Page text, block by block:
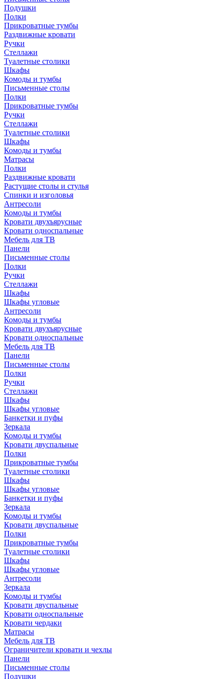
Подушки
Полки
Прикроватные тумбы
Раздвижные кровати
Ручки
Стеллажи
Туалетные столики
Шкафы
Комоды и тумбы
Письменные столы
Полки
Прикроватные тумбы
Ручки
Стеллажи
Туалетные столики
Шкафы
Комоды и тумбы
Матрасы
Полки
Раздвижные кровати
Растущие столы и стулья
Спинки и изголовья
Антресоли
Комоды и тумбы
Кровати двухъярусные
Кровати односпальные
Мебель для ТВ
Панели
Письменные столы
Полки
Ручки
Стеллажи
Шкафы
Шкафы угловые
Антресоли
Комоды и тумбы
Кровати двухъярусные
Кровати односпальные
Мебель для ТВ
Панели
Письменные столы
Полки
Ручки
Стеллажи
Шкафы
Шкафы угловые
Банкетки и пуфы
Зеркала
Комоды и тумбы
Кровати двуспальные
Полки
Прикроватные тумбы
Туалетные столики
Шкафы
Шкафы угловые
Банкетки и пуфы
Зеркала
Комоды и тумбы
Кровати двуспальные
Полки
Прикроватные тумбы
Туалетные столики
Шкафы
Шкафы угловые
Антресоли
Зеркала
Комоды и тумбы
Кровати двуспальные
Кровати односпальные
Кровати чердаки
Матрасы
Мебель для ТВ
Ограничители кровати и чехлы
Панели
Письменные столы
Подушки